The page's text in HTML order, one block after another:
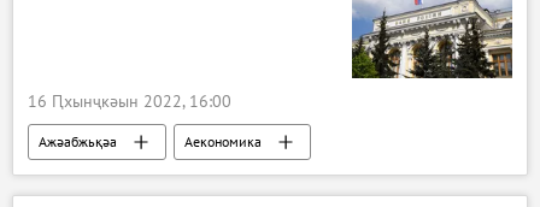
16 Ԥхынҷкәын 2022, 16:00
Ажәабжьқәа Аекономика